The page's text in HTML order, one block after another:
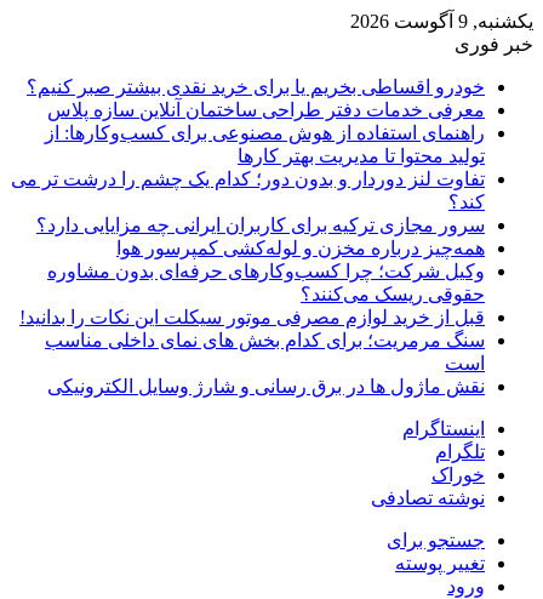
یکشنبه, 9 آگوست 2026
خبر فوری
خودرو اقساطی بخریم یا برای خرید نقدی بیشتر صبر کنیم؟
معرفی خدمات دفتر طراحی ساختمان آنلاین سازه پلاس
راهنمای استفاده از هوش مصنوعی برای کسب‌وکارها: از
تولید محتوا تا مدیریت بهتر کارها
تفاوت لنز دوردار و بدون دور؛ کدام یک چشم را درشت تر می
کند؟
سرور مجازی ترکیه برای کاربران ایرانی چه مزایایی دارد؟
همه‌چیز درباره مخزن و لوله‌کشی کمپرسور هوا
وکیل شرکت؛ چرا کسب‌وکارهای حرفه‌ای بدون مشاوره
حقوقی ریسک می‌کنند؟
قبل از خرید لوازم مصرفی موتور سیکلت این نکات را بدانید!
سنگ مرمریت؛ برای کدام بخش های نمای داخلی مناسب
است
نقش ماژول ها در برق رسانی و شارژ وسایل الکترونیکی
اینستاگرام
تلگرام
خوراک
نوشته تصادفی
جستجو برای
تغییر پوسته
ورود